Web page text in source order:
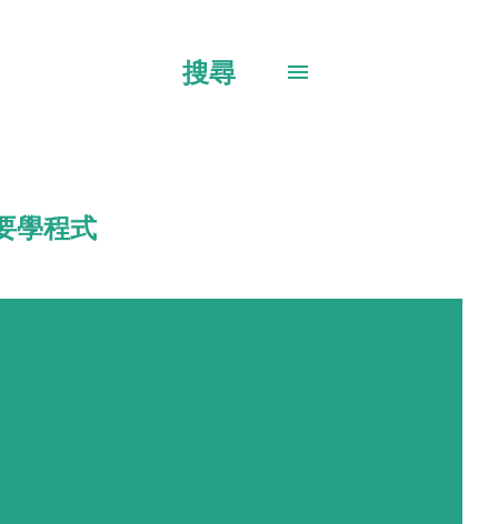
搜尋
學程式